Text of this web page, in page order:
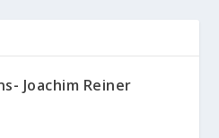
Joachim Reiner